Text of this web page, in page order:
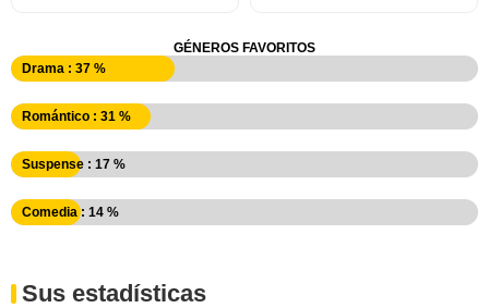
GÉNEROS FAVORITOS
Drama : 37 %
Romántico : 31 %
Suspense : 17 %
Comedia : 14 %
Sus estadísticas